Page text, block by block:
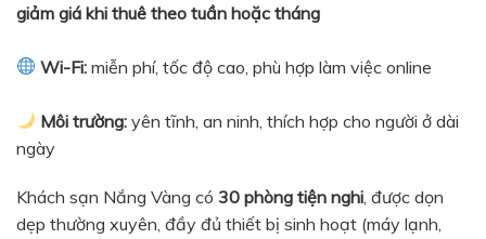
giảm giá khi thuê theo tuần hoặc tháng
Wi-Fi: miễn phí, tốc độ cao, phù hợp làm việc online
Môi trường: yên tĩnh, an ninh, thích hợp cho người ở dài
ngày
Khách sạn Nắng Vàng có 30 phòng tiện nghi, được dọn
dẹp thường xuyên, đầy đủ thiết bị sinh hoạt (máy lạnh,